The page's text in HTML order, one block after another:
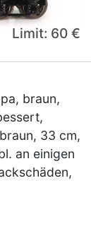
Limit: 60 €
braun,
33 cm,
an einigen